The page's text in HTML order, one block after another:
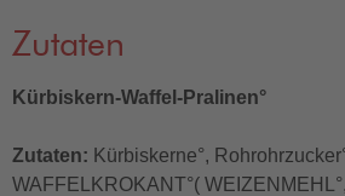
Zutaten
Kürbiskern-Waffel-Pralinen°
Zutaten: Kürbiskerne°,
WAFFELKROKANT°(